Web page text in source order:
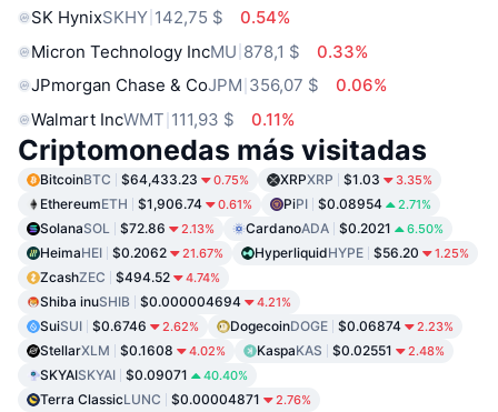
SK HynixSKHY 142,75 $
0.54%
Micron Technology IncMU 878,1 $
0.33%
JPmorgan Chase & CoJPM 356,07 $
0.06%
Walmart IncWMT 111,93 $ 0.11%
Criptomonedas más visitadas
BitcoinBTC $64,433.23 0.75% XRPXRP $1.03 3.35%
EthereumETH $1,906.74 0.61% PiPI $0.08954 2.71%
SolanaSOL $72.86 2.13% CardanoADA $0.2021 6.50%
HeimaHEI $0.2062 21.67% HyperliquidHYPE $56.20 1.25%
ZcashZEC $494.52 4.74%
Shiba inuSHIB $0.000004694 4.21%
SuiSUI $0.6746 2.62% DogecoinDOGE $0.06874 2.23%
StellarXLM $0.1608 4.02% KaspaKAS $0.02551 2.48%
SKYAISKYAI $0.09071 40.40%
Terra ClassicLUNC $0.00004871 2.76%